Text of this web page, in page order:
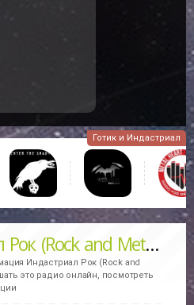
Готик и Индастриал
and Metal - Industrial)
Индастриал Рок (Rock and
это радио онлайн, посмотреть